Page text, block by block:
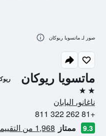
ماتسويا ريوكان
2 نجمتين
ناغانو، اليابان
+81 262 322 811
9.3 ممتاز 1,968 من التقييمات تم التحقق منها
صور لـ ماتسويا ريوكان